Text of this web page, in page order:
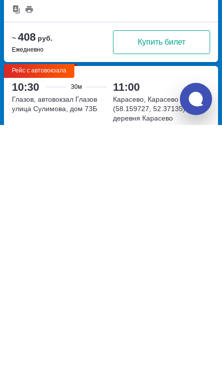
~ 408 руб.
Ежедневно
Купить билет
Рейс с автовокзала
10:30 30м 11:00
Глазов, автовокзал Глазов
улица Сулимова, дом 73Б
Карасево, Карасево д.
(58.159727, 52.37135)
деревня Карасево